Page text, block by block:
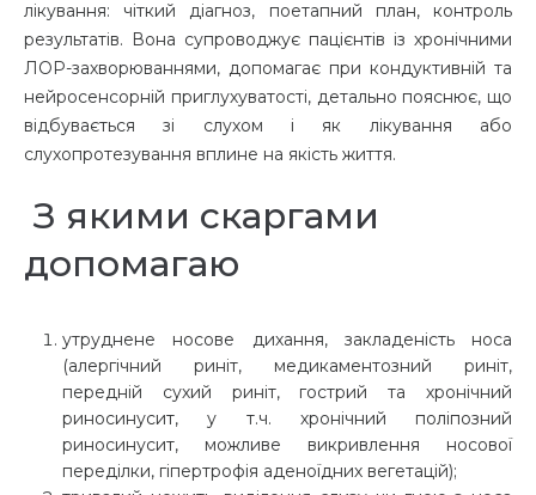
лікування: чіткий діагноз, поетапний план, контроль
результатів. Вона супроводжує пацієнтів із хронічними
ЛОР-захворюваннями, допомагає при кондуктивній та
нейросенсорній приглухуватості, детально пояснює, що
відбувається зі слухом і як лікування або
слухопротезування вплине на якість життя.
З якими скаргами
допомагаю
утруднене носове дихання, закладеність носа
(алергічний риніт, медикаментозний риніт,
передній сухий риніт, гострий та хронічний
риносинусит, у т.ч. хронічний поліпозний
риносинусит, можливе викривлення носової
переділки, гіпертрофія аденоїдних вегетацій);